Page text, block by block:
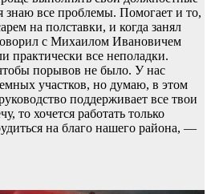
знаю все проблемы. Помогает и то,
на полставки, и когда занял
с Михаилом Ивановичем
практически все неполадки.
порывов не было. У нас
участков, но думаю, в этом
поддерживает все твои
то хочется работать только
на благо нашего района, —